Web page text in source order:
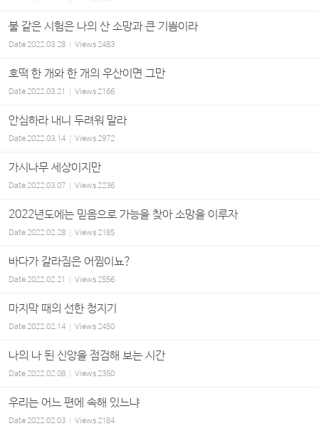
불 같은 시험은 나의 산 소망과 큰 기쁨이라
Date2022.03.28 Views2483
호떡 한 개와 한 개의 우산이면 그만
Date2022.03.21 Views2166
안심하라 내니 두려워 말라
Date2022.03.14 Views2972
가시나무 세상이지만
Date2022.03.07 Views2236
2022년도에는 믿음으로 가능을 찾아 소망을 이루자
Date2022.02.28 Views2185
바다가 갈라짐은 어찜이뇨?
Date2022.02.21 Views2556
마지막 때의 선한 청지기
Date2022.02.14 Views2450
나의 나 된 신앙을 점검해 보는 시간
Date2022.02.08 Views2350
우리는 어느 편에 속해 있느냐
Date2022.02.03 Views2184